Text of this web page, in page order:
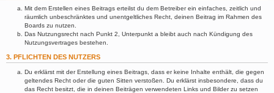
Mit dem Erstellen eines Beitrags erteilst du dem Betreiber ein einfaches, zeitlich und
räumlich unbeschränktes und unentgeltliches Recht, deinen Beitrag im Rahmen des
Boards zu nutzen.
Das Nutzungsrecht nach Punkt 2, Unterpunkt a bleibt auch nach Kündigung des
Nutzungsvertrages bestehen.
3. PFLICHTEN DES NUTZERS
Du erklärst mit der Erstellung eines Beitrags, dass er keine Inhalte enthält, die gegen
geltendes Recht oder die guten Sitten verstoßen. Du erklärst insbesondere, dass du
das Recht besitzt, die in deinen Beiträgen verwendeten Links und Bilder zu setzen